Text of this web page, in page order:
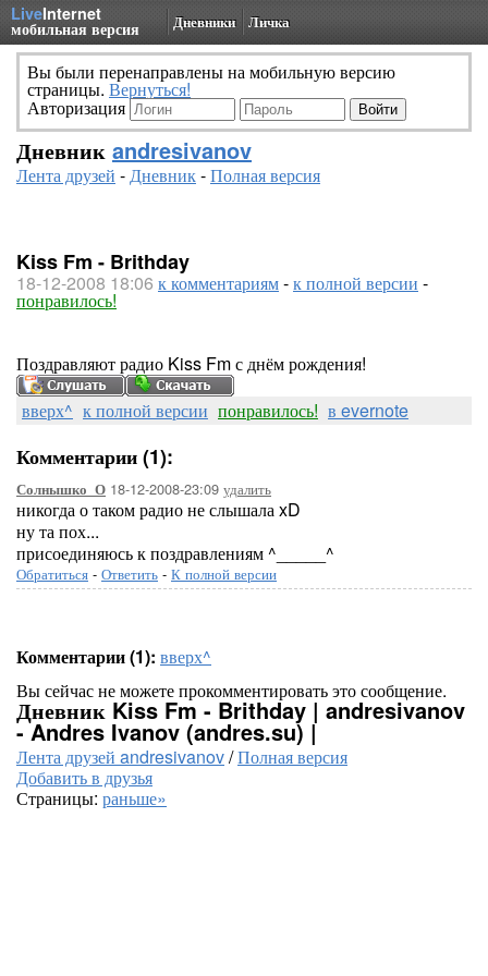
LiveInternet
мобильная версия Дневники Личка
Вы были перенаправлены на мобильную версию
страницы. Вернуться!
Авторизация
Дневник andresivanov
Лента друзей -Дневник-Полная версия
Kiss Fm - Brithday
18-12-2008 18:06 к комментариям-к полной версии -
понравилось!
Поздравляют радио Kiss Fm с днём рождения!
вверх^ к полной версии понравилось! в evernote
Комментарии (1):
Солнышко_О 18-12-2008-23:09 удалить
никогда о таком радио не слышала xD
ну та пох...
присоединяюсь к поздравлениям ^_____^
Обратиться - Ответить - К полной версии
Комментарии (1): вверх^
Вы сейчас не можете прокомментировать это сообщение.
Дневник Kiss Fm - Brithday | andresivanov
- Andres Ivanov (andres.su) |
Лента друзей andresivanov/Полная версия
Добавить в друзья
Страницы: раньше»